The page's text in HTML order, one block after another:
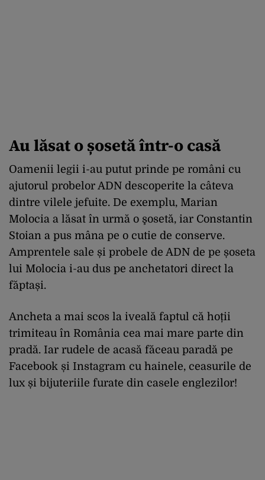
Au lăsat o șosetă într-o casă
Oamenii legii i-au putut prinde pe români cu
ajutorul probelor ADN descoperite la câteva
dintre vilele jefuite. De exemplu, Marian
Molocia a lăsat în urmă o şosetă, iar Constantin
Stoian a pus mâna pe o cutie de conserve.
Amprentele sale și probele de ADN de pe șoseta
lui Molocia i-au dus pe anchetatori direct la
făptași.
Ancheta a mai scos la iveală faptul că hoții
trimiteau în România cea mai mare parte din
pradă. Iar rudele de acasă făceau paradă pe
Facebook și Instagram cu hainele, ceasurile de
lux și bijuteriile furate din casele englezilor!